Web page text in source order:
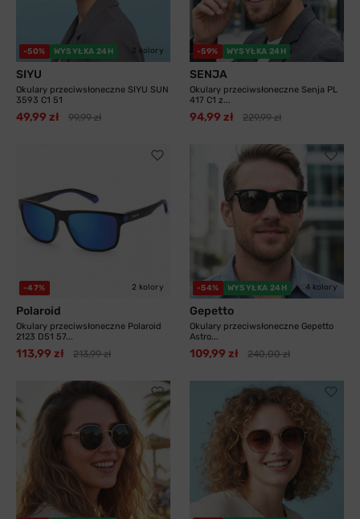
-50% WYSYŁKA 24H 2 kolory
SIYU
Okulary przeciwsłoneczne SIYU SUN
3593 C1 51
49,99 zł 99,99 zł
-59% WYSYŁKA 24H
SENJA
Okulary przeciwsłoneczne Senja PL
417 C1 z...
94,99 zł 229,99 zł
-47% 2 kolory
Polaroid
Okulary przeciwsłoneczne Polaroid
2123 D51 57...
113,99 zł 213,99 zł
-54% WYSYŁKA 24H 4 kolory
Gepetto
Okulary przeciwsłoneczne Gepetto
Astro...
109,99 zł 240,00 zł